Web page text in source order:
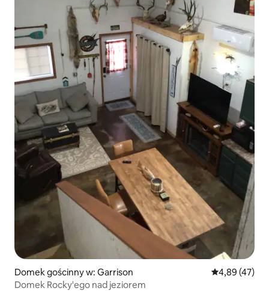
Domek gościnny w: Garrison Średnia
4,89 (47)
Domek Rocky'ego nad jeziorem